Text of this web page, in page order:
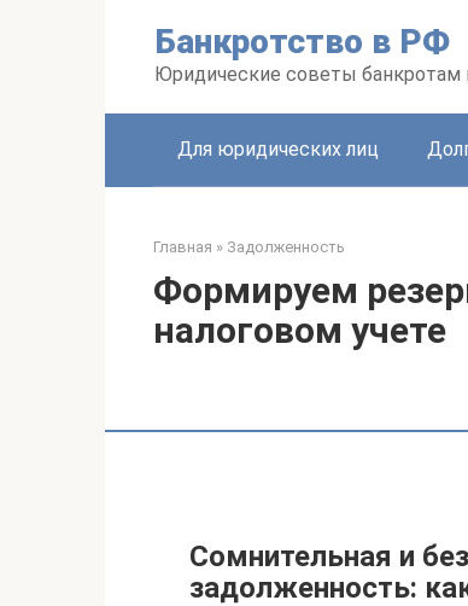
Банкротство в РФ
Юридические советы банкротам
Для юридических лиц
Главная » Задолженность
Формируем
налоговом учете
Сомнительная и
задолженность: